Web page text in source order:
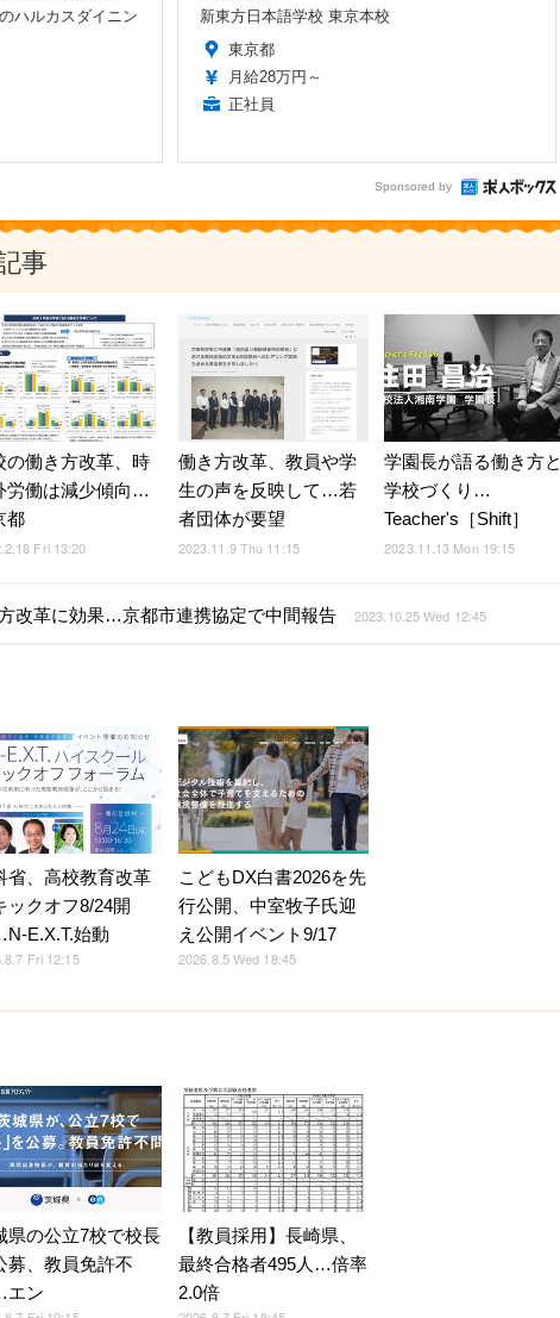
ハルカスダイニン
新東方日本語学校 東京本校
東京都
月給28万円～
正社員
Sponsored by
事
の働き方改革、時
労働は減少傾向…
都
Fri 13:20
働き方改革、教員や学
生の声を反映して…若
者団体が要望
2023.11.9 Thu 11:15
学園長が語る働き方と
学校づくり…
Teacher's［Shift］
2023.11.13 Mon 19:15
改革に効果…京都市連携協定で中間報告 2023.10.25 Wed 12:45
省、高校教育改革
ックオフ8/24開
E.X.T.始動
Fri 12:15
こどもDX白書2026を先
行公開、中室牧子氏迎
え公開イベント9/17
2026.8.5 Wed 18:45
県の公立7校で校長
募、教員免許不
エン
【教員採用】長崎県、
最終合格者495人…倍率
2.0倍